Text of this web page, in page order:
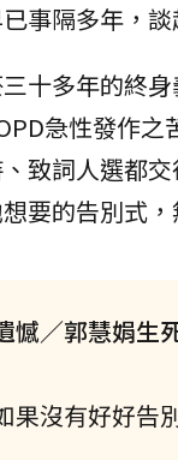
事隔多年，
十多年的終
急性發作
致詞人選都
要的告別式
憾／郭慧娟生
果沒有好好告